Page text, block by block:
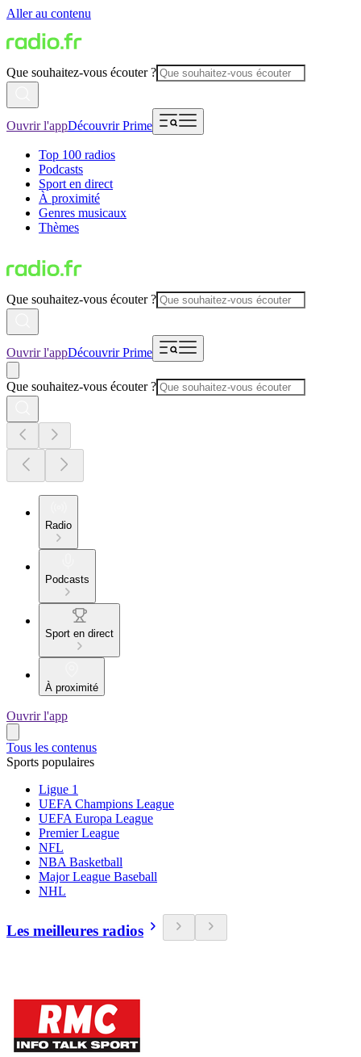
Aller au contenu
Que souhaitez-vous écouter ?
Ouvrir l'appDécouvrir Prime
Top 100 radios
Podcasts
Sport en direct
À proximité
Genres musicaux
Thèmes
Que souhaitez-vous écouter ?
Ouvrir l'appDécouvrir Prime
Que souhaitez-vous écouter ?
Radio
Podcasts
Sport en direct
À proximité
Ouvrir l'app
Tous les contenus
Sports populaires
Ligue 1
UEFA Champions League
UEFA Europa League
Premier League
NFL
NBA Basketball
Major League Baseball
NHL
Les meilleures radios